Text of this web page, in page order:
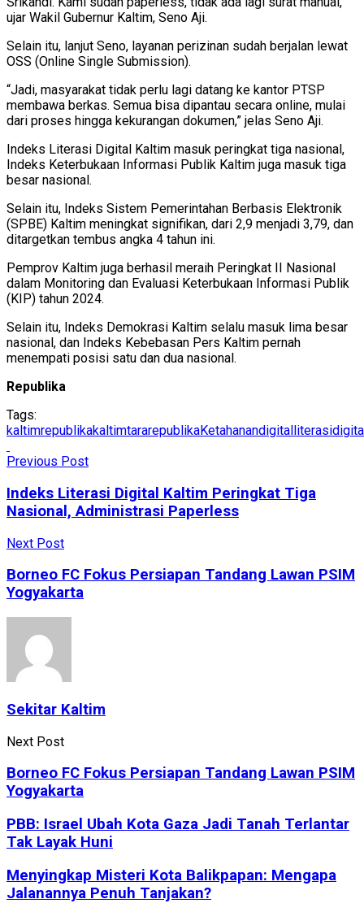
ujar Wakil Gubernur Kaltim, Seno Aji.
Selain itu, lanjut Seno, layanan perizinan sudah berjalan lewat
OSS (Online Single Submission).
“Jadi, masyarakat tidak perlu lagi datang ke kantor PTSP
membawa berkas. Semua bisa dipantau secara online, mulai
dari proses hingga kekurangan dokumen,” jelas Seno Aji.
Indeks Literasi Digital Kaltim masuk peringkat tiga nasional,
Indeks Keterbukaan Informasi Publik Kaltim juga masuk tiga
besar nasional.
Selain itu, Indeks Sistem Pemerintahan Berbasis Elektronik
(SPBE) Kaltim meningkat signifikan, dari 2,9 menjadi 3,79, dan
ditargetkan tembus angka 4 tahun ini.
Pemprov Kaltim juga berhasil meraih Peringkat II Nasional
dalam Monitoring dan Evaluasi Keterbukaan Informasi Publik
(KIP) tahun 2024.
Selain itu, Indeks Demokrasi Kaltim selalu masuk lima besar
nasional, dan Indeks Kebebasan Pers Kaltim pernah
menempati posisi satu dan dua nasional.
Republika
Tags:
kaltimrepublikakaltimtararepublikaKetahanandigital
Previous Post
Indeks Literasi Digital Kaltim Peringkat Tiga
Nasional, Administrasi Paperless
Next Post
Borneo FC Fokus Persiapan Tandang Lawan PSIM
Yogyakarta
Sekitar Kaltim
Next Post
Borneo FC Fokus Persiapan Tandang Lawan PSIM
Yogyakarta
PBB: Israel Ubah Kota Gaza Jadi Tanah Terlantar
Tak Layak Huni
Menyingkap Misteri Kota Balikpapan: Mengapa
Jalanannya Penuh Tanjakan?